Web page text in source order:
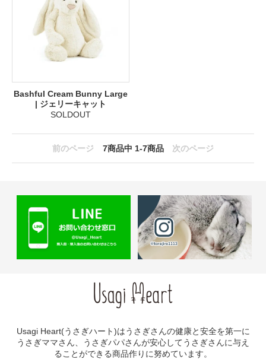
Bashful Cream Bunny Large
| ジェリーキャット
SOLDOUT
前のページ 7商品中 1-7商品 次のページ
Usagi Heart(うさぎハート)はうさぎさんの健康と安全を第一に
うさぎママさん、うさぎパパさんが安心してうさぎさんに与え
ることができる商品作りに努めています。